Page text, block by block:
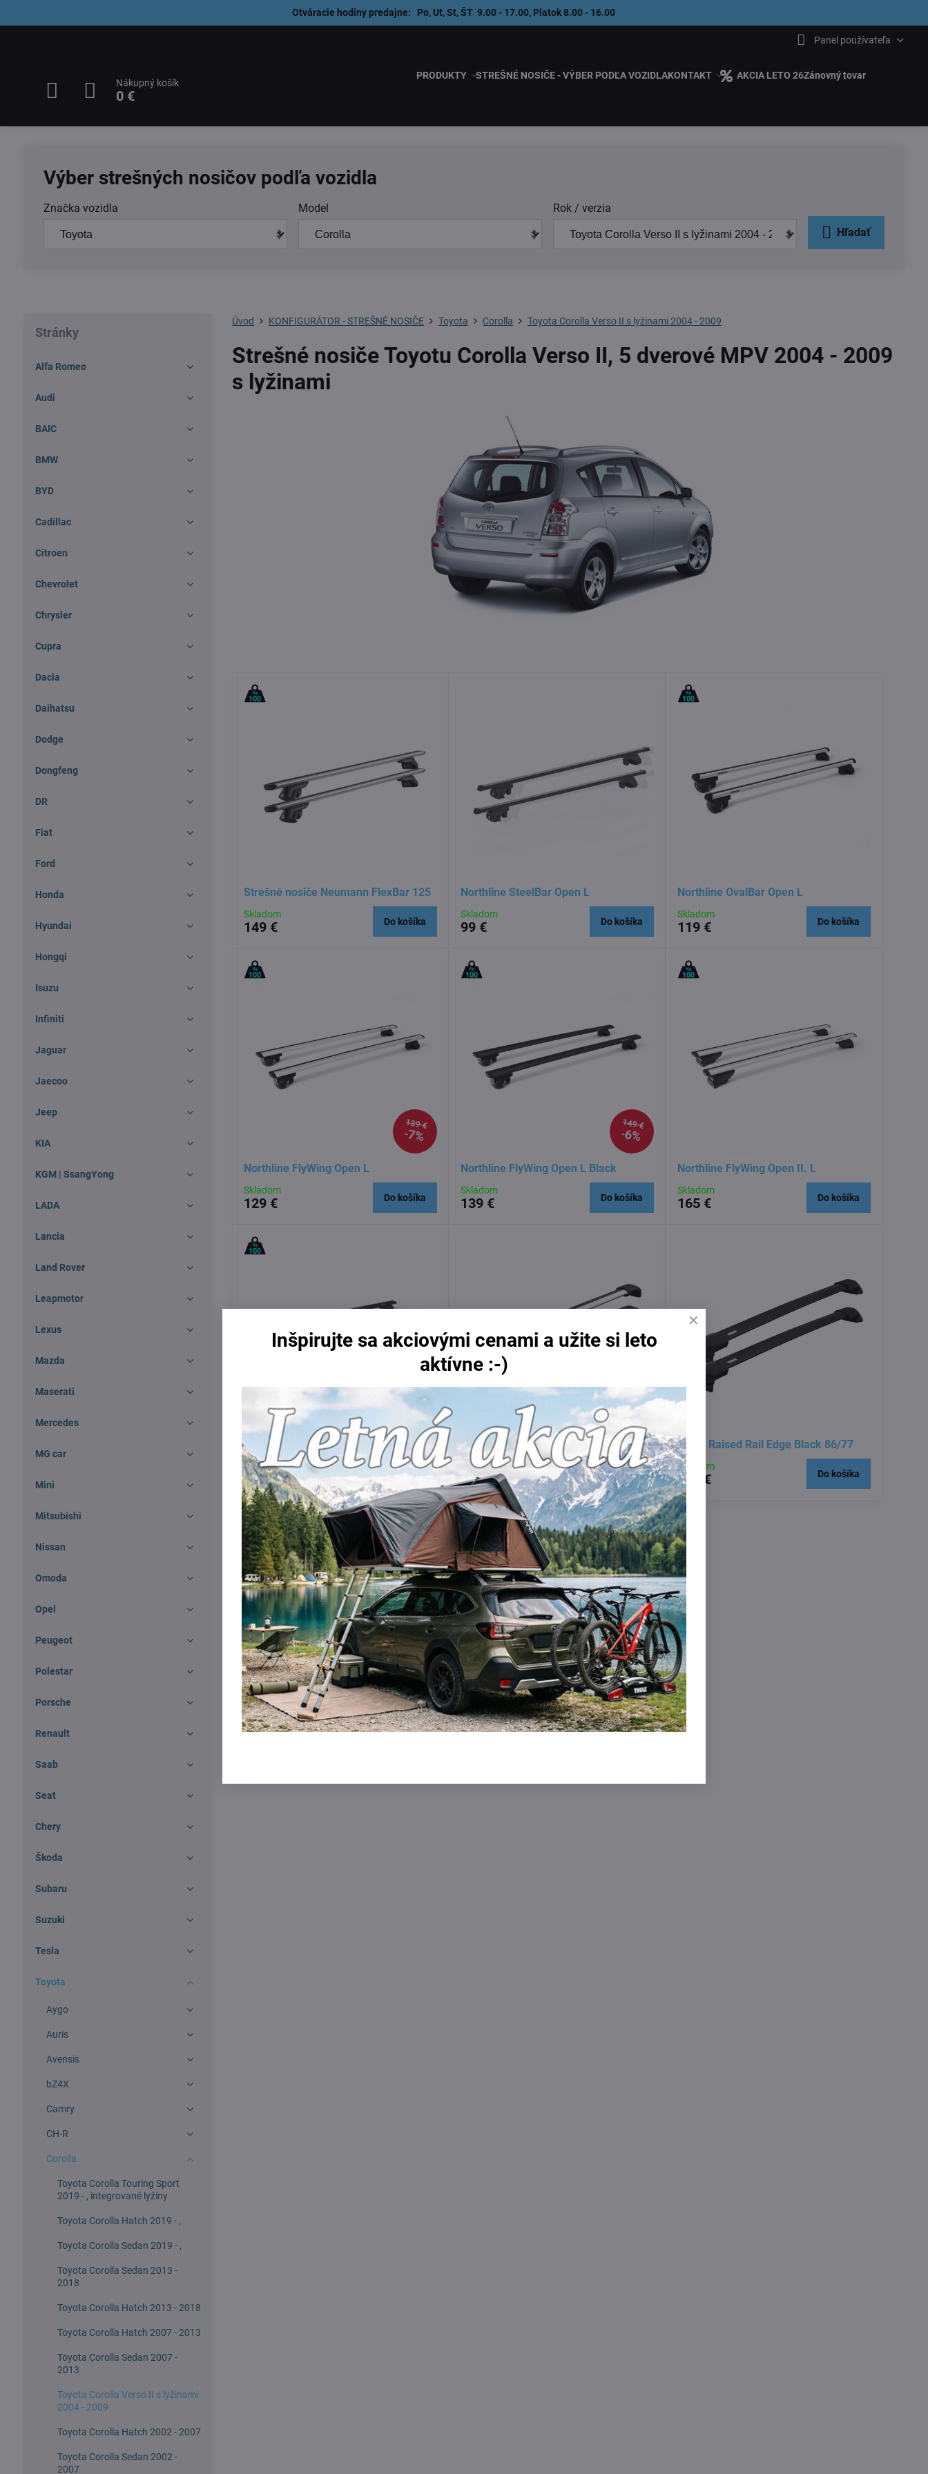
Otváracie hodiny predajne: Po, Ut, St, ŠT 9.00 - 17.00, Piatok 8.00 - 16.00
Panel používateľa
Nákupný košík
0 €
PRODUKTY STREŠNÉ NOSIČE - VÝBER PODĽA VOZIDLAKONTAKT AKCIA LETO 26Zánovný tovar
Výber strešných nosičov podľa vozidla
Značka vozidla Model
Rok / verzia
Hľadať
Úvod KONFIGURÁTOR - STREŠNÉ NOSIČE Toyota Corolla Toyota Corolla Verso II s lyžinami 2004 - 2009
Strešné nosiče Toyotu Corolla Verso II, 5 dverové MPV 2004 - 2009
s lyžinami
Strešné nosiče Neumann FlexBar 125
Skladom
149 € Do košíka
Northline SteelBar Open L
Skladom
99 € Do košíka
Northline OvalBar Open L
Skladom
119 € Do košíka
139 €
7%
Northline FlyWing Open L
Skladom
129 € Do košíka
149 €
6%
Northline FlyWing Open L Black
Skladom
139 € Do košíka
Northline FlyWing Open II. L
Skladom
165 € Do košíka
Northline FlyWing Open Black II. L
Skladom
175 € Do košíka
Thule Raised Rail Edge 86/77
Skladom
359 € Do košíka
Thule Raised Rail Edge Black 86/77
Skladom
399 € Do košíka
Stránky
Alfa Romeo
Audi
BAIC
BMW
BYD
Cadillac
Citroen
Chevrolet
Chrysler
Cupra
Dacia
Daihatsu
Dodge
Dongfeng
DR
Fiat
Ford
Honda
Hyundai
Hongqi
Isuzu
Infiniti
Jaguar
Jaecoo
Jeep
KIA
KGM | SsangYong
LADA
Lancia
Land Rover
Leapmotor
Lexus
Mazda
Maserati
Mercedes
MG car
Mini
Mitsubishi
Nissan
Omoda
Opel
Peugeot
Polestar
Porsche
Renault
Saab
Seat
Chery
Škoda
Subaru
Suzuki
Tesla
Toyota
Aygo
Auris
Avensis
bZ4X
Camry
CH-R
Corolla
Toyota Corolla Touring Sport
2019 - , integrované lyžiny
Toyota Corolla Hatch 2019 - ,
Toyota Corolla Sedan 2019 - ,
Toyota Corolla Sedan 2013 -
2018
Toyota Corolla Hatch 2013 - 2018
Toyota Corolla Hatch 2007 - 2013
Toyota Corolla Sedan 2007 -
2013
Toyota Corolla Verso II s lyžinami
2004 - 2009
Toyota Corolla Hatch 2002 - 2007
Toyota Corolla Sedan 2002 -
2007
Inšpirujte sa akciovými cenami a užite si leto
aktívne :-)